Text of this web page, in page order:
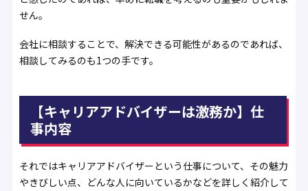
せん。
会社に相談することで、解決できる可能性があるのであれば、
相談してみるのも1つの手です。
【キャリアアドバイザーは激務か】仕
事内容
それではキャリアアドバイザーという仕事について、その魅力
やきびしい点、どんな人に向いているかなどを詳しく紹介して